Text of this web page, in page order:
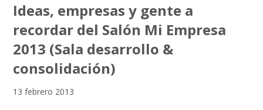
Ideas, empresas y gente a
recordar del Salón Mi Empresa
2013 (Sala desarrollo &
consolidación)
13 febrero 2013